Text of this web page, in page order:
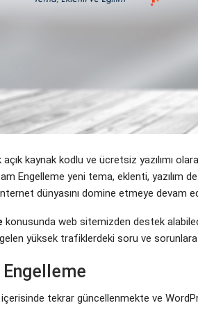
açık kaynak kodlu ve ücretsiz yazılımı
Engelleme yeni tema, eklenti, yazılım
dünyasını domine etmeye devam
konusunda web sitemizden destek
yüksek trafiklerdeki soru ve
içerisinde tekrar güncellenmekte ve